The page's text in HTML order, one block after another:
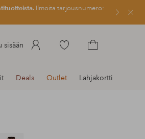
Ilmoita tarjousnumero:
Sulje
sisään
Siirry
Deals Outlet Lahjakortti